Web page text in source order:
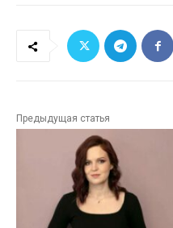
Предыдущая статья